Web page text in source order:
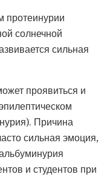
протеинурии
солнечной
сильная
проявиться и
Причина
сильная эмоция,
и студентов при